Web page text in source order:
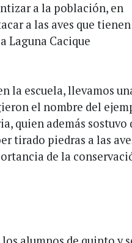
a la población, en
a las aves que
Laguna Cacique
la escuela, llevamos
el nombre del
quien además sostuvo
tirado piedras a las
de la